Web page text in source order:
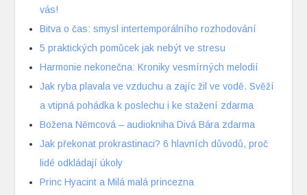
vás!
Bitva o čas: smysl intertemporálního rozhodování
5 praktických pomůcek jak nebýt ve stresu
Harmonie nekonečna: Kroniky vesmírných melodií
Jak ryba plavala ve vzduchu a zajíc žil ve vodě. Svěží
a vtipná pohádka k poslechu i ke stažení zdarma
Božena Němcová – audiokniha Divá Bára zdarma
Jak překonat prokrastinaci? 6 hlavních důvodů, proč
lidé odkládají úkoly
Princ Hyacint a Milá malá princezna